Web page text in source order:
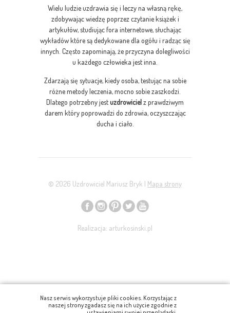
Nasz serwis wykorzystuje pliki cookies. Korzystając z
naszej strony zgadasz się na ich użycie zgodnie z
Wielu ludzie uzdrawia się i leczy na własną rękę,
zdobywając wiedzę poprzez czytanie książek i
artykułów, studiując fora internetowe, słuchając
wykładów które są dedykowane dla ogółu i radząc się
innych. Często zapominają, że przyczyna dolegliwości
u każdego człowieka jest inna.
Zdarzają się sytuacje, kiedy osoba, testując na sobie
różne metody leczenia, mocno sobie zaszkodzi.
Dlatego potrzebny jestuzdrowicielz prawdziwym
darem który poprowadzi do zdrowia, oczyszczając
ducha i ciało.
© 2026 Uzdrowiciel Mariusz Bryk | Mapa strony
Realizacja: arturkosinski.pl